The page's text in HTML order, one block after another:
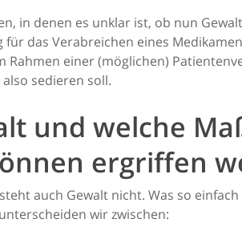
in denen es unklar ist, ob nun
das Verabreichen eines
einer (möglichen)
sedieren soll.
und welche
ergriffen
auch Gewalt nicht. Was so
wir zwischen: